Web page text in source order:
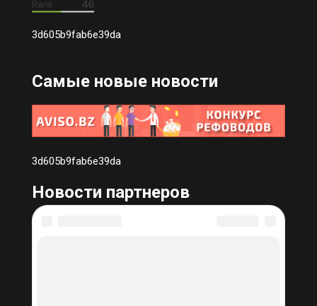
3d605b9fab6e39da
Самые новые новости
3d605b9fab6e39da
Новости партнеров